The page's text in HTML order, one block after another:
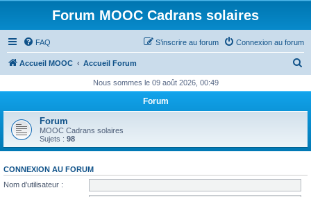
Forum MOOC Cadrans solaires
FAQ Connexion au forum
S’inscrire au forum
Accueil MOOC Accueil Forum
h
r
Nous sommes le 09 août 2026, 00:49
Forum
Forum
MOOC Cadrans solaires
Sujets : 98
CONNEXION AU FORUM
Nom d’utilisateur :